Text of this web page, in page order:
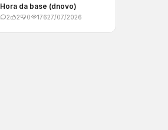
Hora da base (dnovo)
2 2 0 17627/07/2026